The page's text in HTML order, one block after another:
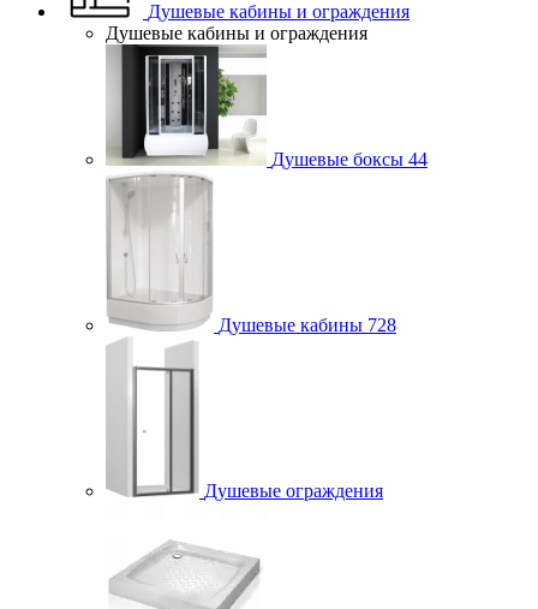
Душевые кабины и ограждения
Душевые кабины и ограждения
Душевые боксы 44
Душевые кабины 728
Душевые ограждения